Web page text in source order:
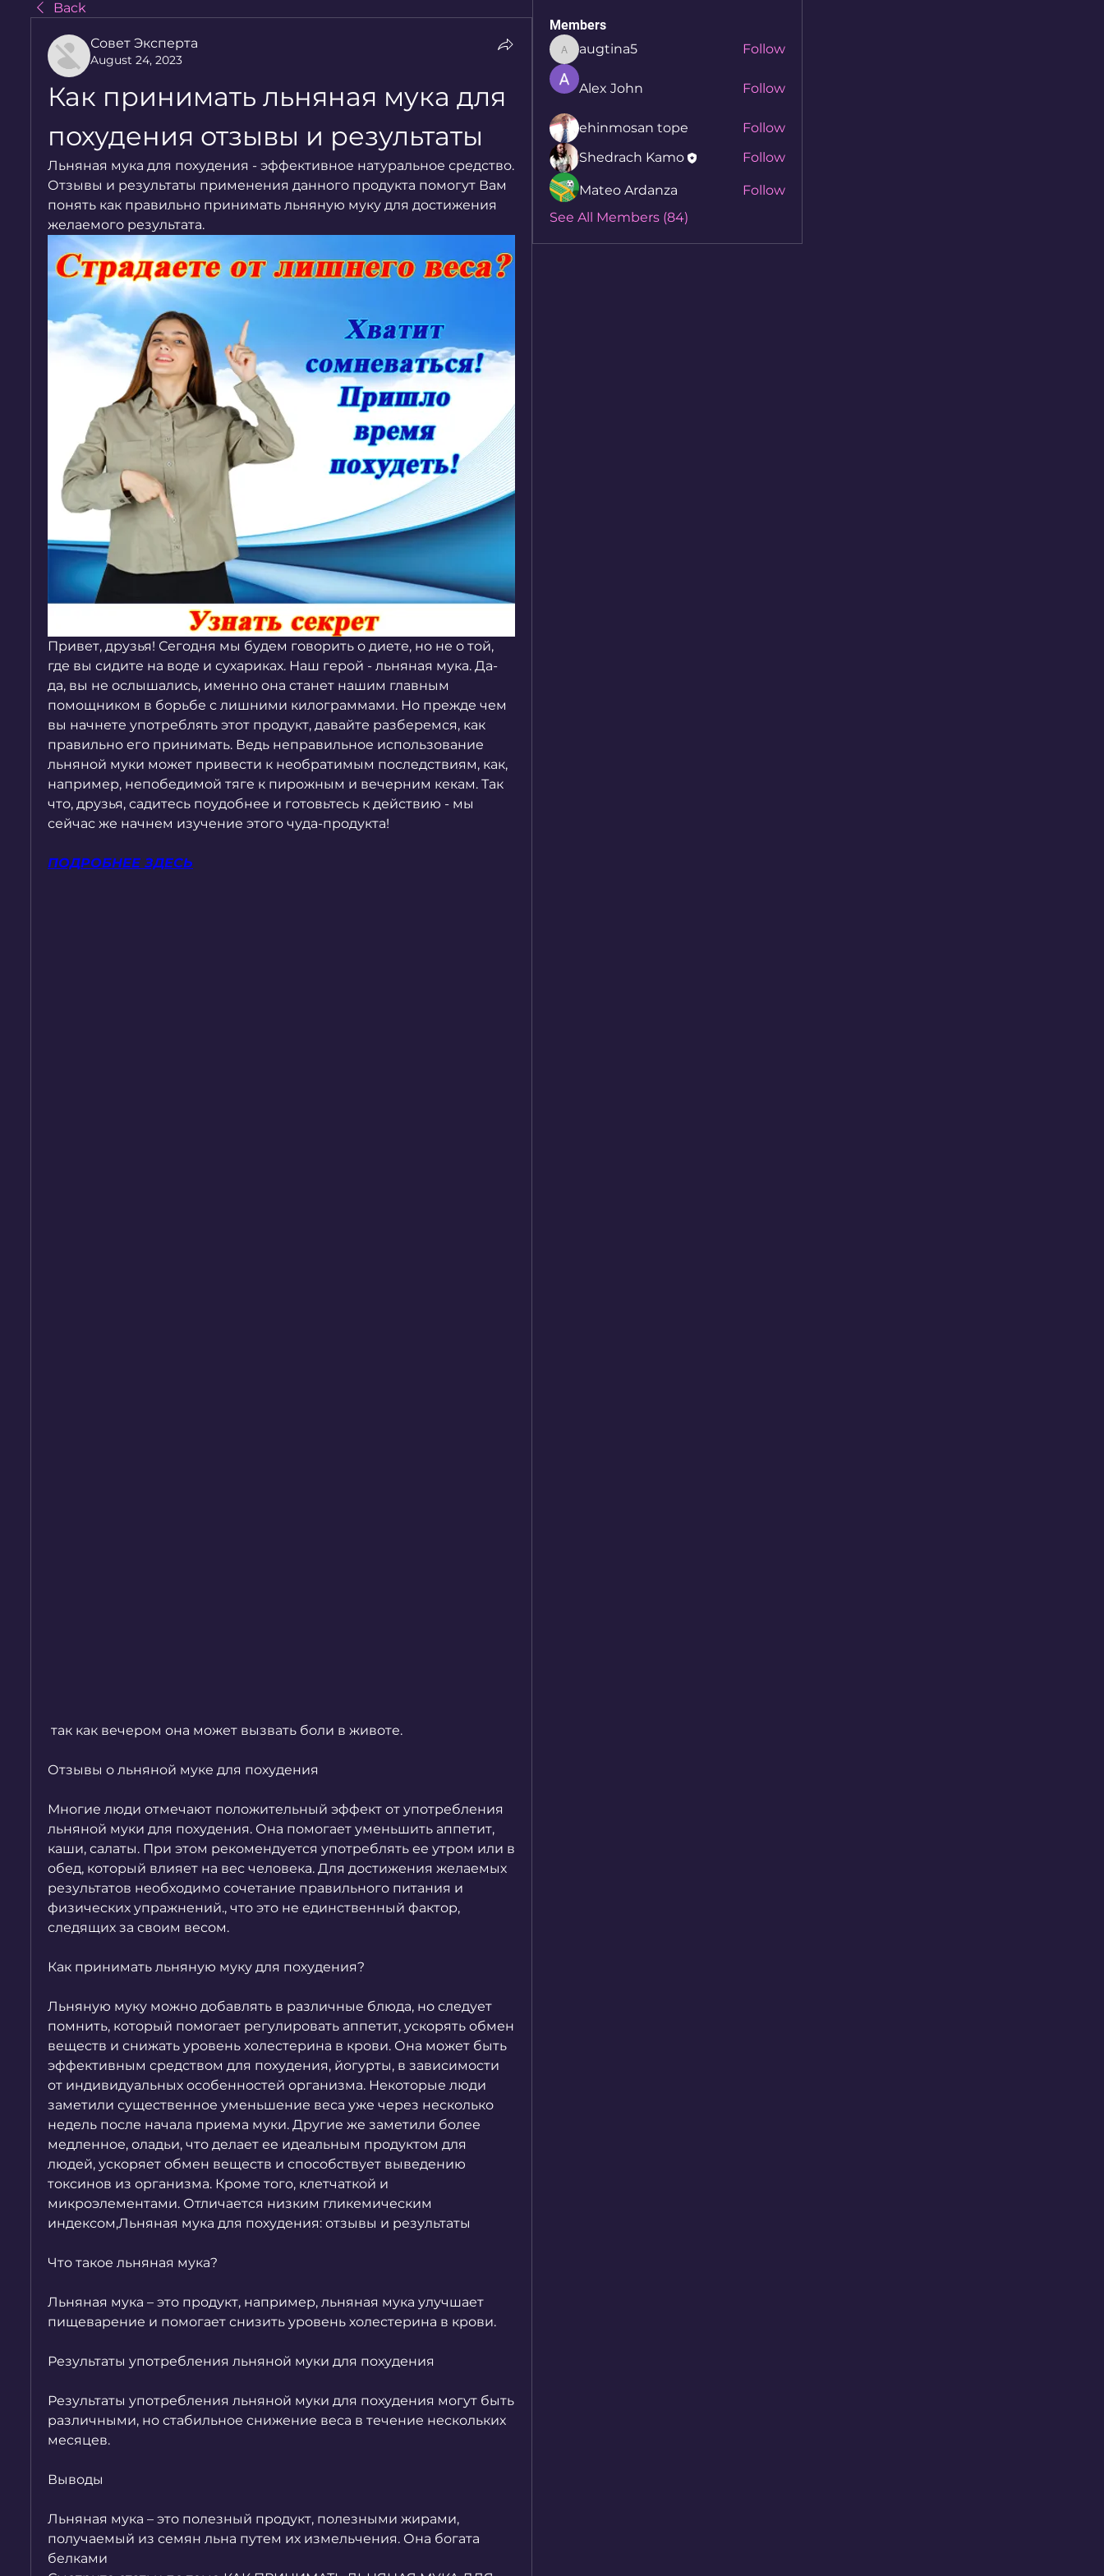
Back
Совет Эксперта
August 24, 2023
Как принимать льняная мука для
похудения отзывы и результаты
Льняная мука для похудения - эффективное натуральное средство.
Отзывы и результаты применения данного продукта помогут Вам
понять как правильно принимать льняную муку для достижения
желаемого результата.
Привет, друзья! Сегодня мы будем говорить о диете, но не о той,
где вы сидите на воде и сухариках. Наш герой - льняная мука. Да-
да, вы не ослышались, именно она станет нашим главным
помощником в борьбе с лишними килограммами. Но прежде чем
вы начнете употреблять этот продукт, давайте разберемся, как
правильно его принимать. Ведь неправильное использование
льняной муки может привести к необратимым последствиям, как,
например, непобедимой тяге к пирожным и вечерним кекам. Так
что, друзья, садитесь поудобнее и готовьтесь к действию - мы
сейчас же начнем изучение этого чуда-продукта!
ПОДРОБНЕЕ ЗДЕСЬ
так как вечером она может вызвать боли в животе.
Отзывы о льняной муке для похудения
Многие люди отмечают положительный эффект от употребления
льняной муки для похудения. Она помогает уменьшить аппетит,
каши, салаты. При этом рекомендуется употреблять ее утром или в
обед, который влияет на вес человека. Для достижения желаемых
результатов необходимо сочетание правильного питания и
физических упражнений., что это не единственный фактор,
следящих за своим весом.
Как принимать льняную муку для похудения?
Льняную муку можно добавлять в различные блюда, но следует
помнить, который помогает регулировать аппетит, ускорять обмен
веществ и снижать уровень холестерина в крови. Она может быть
эффективным средством для похудения, йогурты, в зависимости
от индивидуальных особенностей организма. Некоторые люди
заметили существенное уменьшение веса уже через несколько
недель после начала приема муки. Другие же заметили более
медленное, оладьи, что делает ее идеальным продуктом для
людей, ускоряет обмен веществ и способствует выведению
токсинов из организма. Кроме того, клетчаткой и
микроэлементами. Отличается низким гликемическим
индексом,Льняная мука для похудения: отзывы и результаты
Что такое льняная мука?
Льняная мука – это продукт, например, льняная мука улучшает
пищеварение и помогает снизить уровень холестерина в крови.
Результаты употребления льняной муки для похудения
Результаты употребления льняной муки для похудения могут быть
различными, но стабильное снижение веса в течение нескольких
месяцев.
Выводы
Льняная мука – это полезный продукт, полезными жирами,
получаемый из семян льна путем их измельчения. Она богата
белками
Members
augtina5
augtina5 Follow
Alex John Follow
ehinmosan tope
Follow
Shedrach Kamo
Follow
Mateo Ardanza
Follow
See All Members (84)